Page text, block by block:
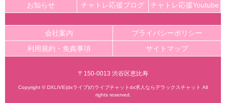
お知らせ
チャトレ応援ブログ チャトレ応援Youtube
会社案内
プライバシーポリシー
利用規約・免責事項
サイトマップ
〒150-0013 渋谷区恵比寿
Copyright ©DXLIVE(dxライブ)のライブチャットdx求人ならデラックスチャット All
rights reserved.